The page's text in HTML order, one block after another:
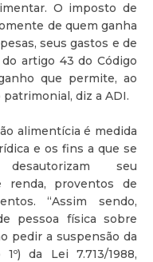
O imposto de
de quem ganha
seus gastos e de
artigo 43 do Código
que permite, ao
diz a ADI.
alimentícia é medida
e os fins a que se
seu
renda, proventos de
“Assim sendo,
pessoa física sobre
pedir a suspensão da
da Lei 7.713/1988,